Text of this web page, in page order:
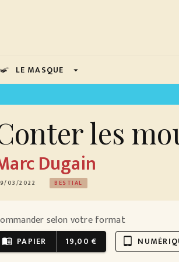
LE MASQUE arrow_drop_down
les
Dugain
03/2022 BESTIAL
selon votre format
menu_book PAPIER 19,00 € tablet_android